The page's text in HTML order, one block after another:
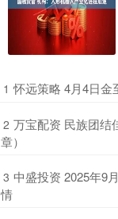
1 怀远策略 4月4日金
2 万宝配资 民族团结
章）
3 中盛投资 2025年9
情